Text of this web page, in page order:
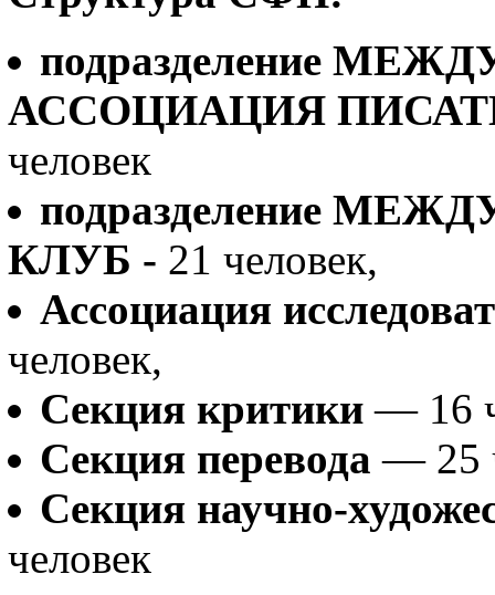
подразделение
АССОЦИАЦИЯ
человек
подразделение
КЛУБ - 21 человек,
Ассоциация
человек,
Секция критики — 16
Секция перевода — 25
Секция научно-
человек